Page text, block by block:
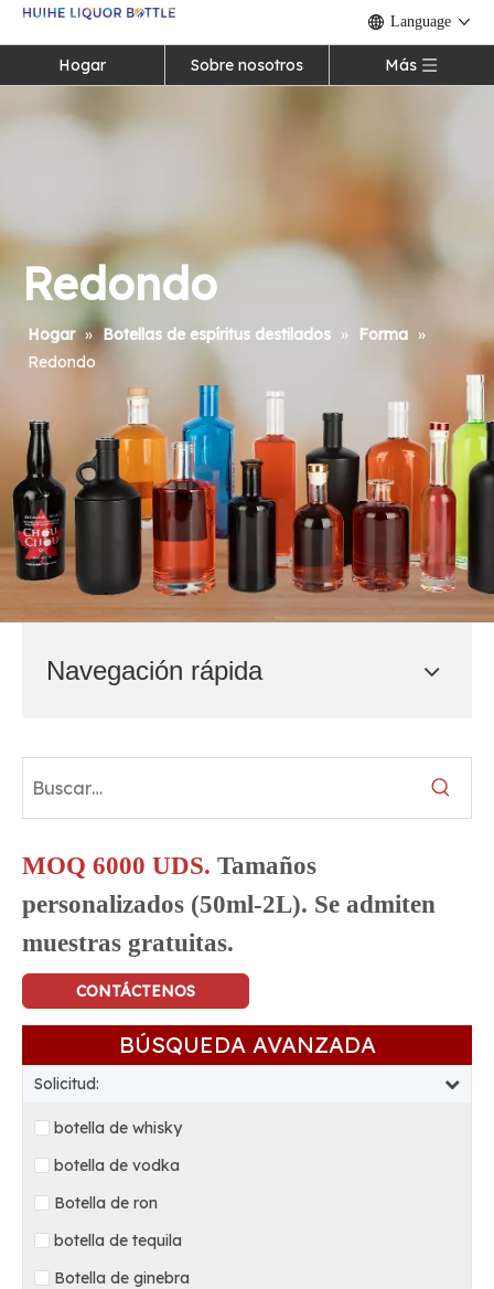
Language
Hogar Sobre nosotros Más
Redondo
Hogar » Botellas de espíritus destilados » Forma »
Redondo
Navegación rápida
MOQ 6000 UDS. Tamaños
personalizados (50ml-2L). Se admiten
muestras gratuitas.
CONTÁCTENOS
BÚSQUEDA AVANZADA
Solicitud:
botella de whisky
botella de vodka
Botella de ron
botella de tequila
Botella de ginebra